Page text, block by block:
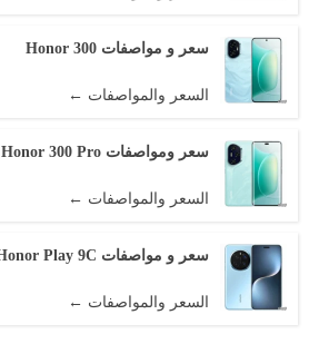
سعر و مواصفات Honor 300
السعر والمواصفات ←
سعر ومواصفات Honor 300 Pro
السعر والمواصفات ←
سعر و مواصفات Honor Play 9C
السعر والمواصفات ←